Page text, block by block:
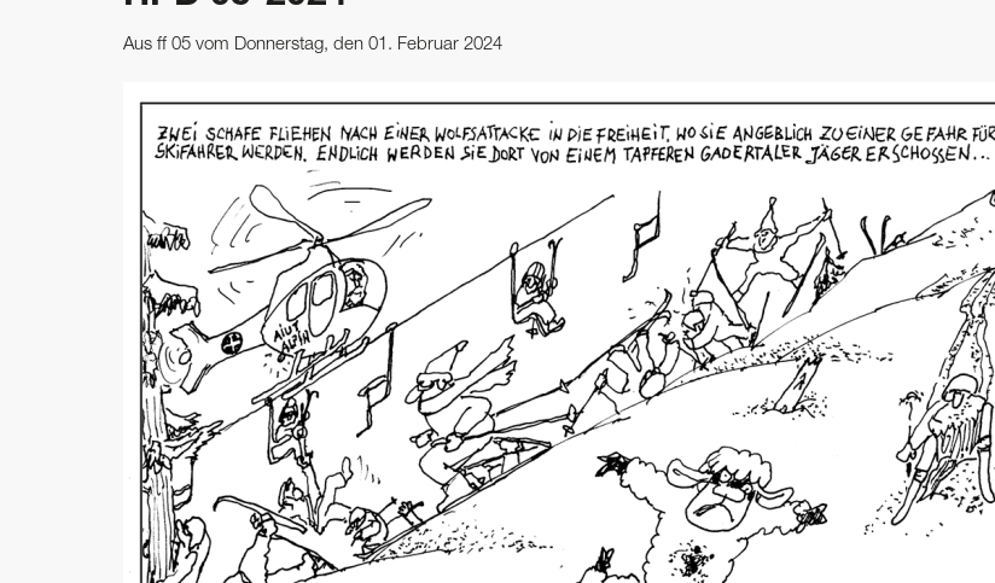
Aus ff 05 vom Donnerstag, den 01. Februar 2024